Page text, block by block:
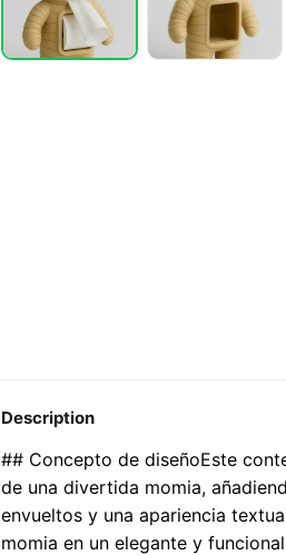
Description
## Concepto de diseñoEste
de una divertida momia,
envueltos y una apariencia
momia en un elegante y